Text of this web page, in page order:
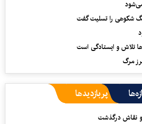
شکوهی را تسلیت گفت
تلاش و ایستادگی است
مرگ
پربازدیدها
و نقاش درگذشت